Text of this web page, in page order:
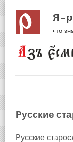
Я
что
Русские
Русские